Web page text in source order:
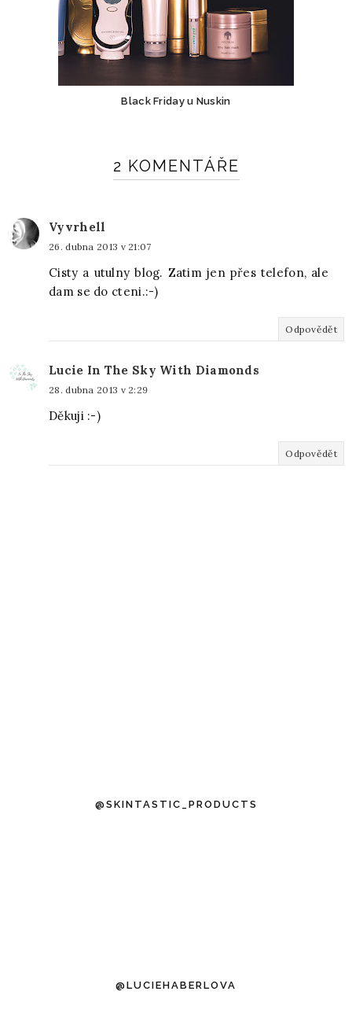
Black Friday u Nuskin
2 KOMENTÁŘE
Vyvrhell
26. dubna 2013 v 21:07
Cisty a utulny blog. Zatim jen přes telefon, ale
dam se do cteni.:-)
Odpovědět
Lucie In The Sky With Diamonds
28. dubna 2013 v 2:29
Děkuji :-)
Odpovědět
@SKINTASTIC_PRODUCTS
@LUCIEHABERLOVA